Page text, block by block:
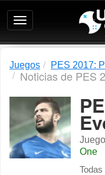
Ultimagame:
Revista
de
Juegos PES 2017:
Noticias de PES
One